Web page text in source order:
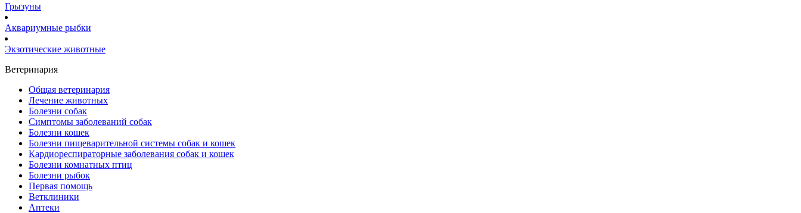
Грызуны
Аквариумные рыбки
Экзотические животные
Ветеринария
Общая ветеринария
Лечение животных
Болезни собак
Симптомы заболеваний собак
Болезни кошек
Болезни пищеварительной системы собак и кошек
Кардиореспираторные заболевания собак и кошек
Болезни комнатных птиц
Болезни рыбок
Первая помощь
Ветклиники
Аптеки